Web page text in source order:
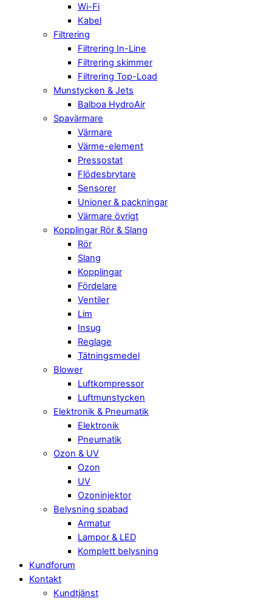
Wi-Fi
Kabel
Filtrering
Filtrering In-Line
Filtrering skimmer
Filtrering Top-Load
Munstycken & Jets
Balboa HydroAir
Spavärmare
Värmare
Värme-element
Pressostat
Flödesbrytare
Sensorer
Unioner & packningar
Värmare övrigt
Kopplingar Rör & Slang
Rör
Slang
Kopplingar
Fördelare
Ventiler
Lim
Insug
Reglage
Tätningsmedel
Blower
Luftkompressor
Luftmunstycken
Elektronik & Pneumatik
Elektronik
Pneumatik
Ozon & UV
Ozon
UV
Ozoninjektor
Belysning spabad
Armatur
Lampor & LED
Komplett belysning
Kundforum
Kontakt
Kundtjänst